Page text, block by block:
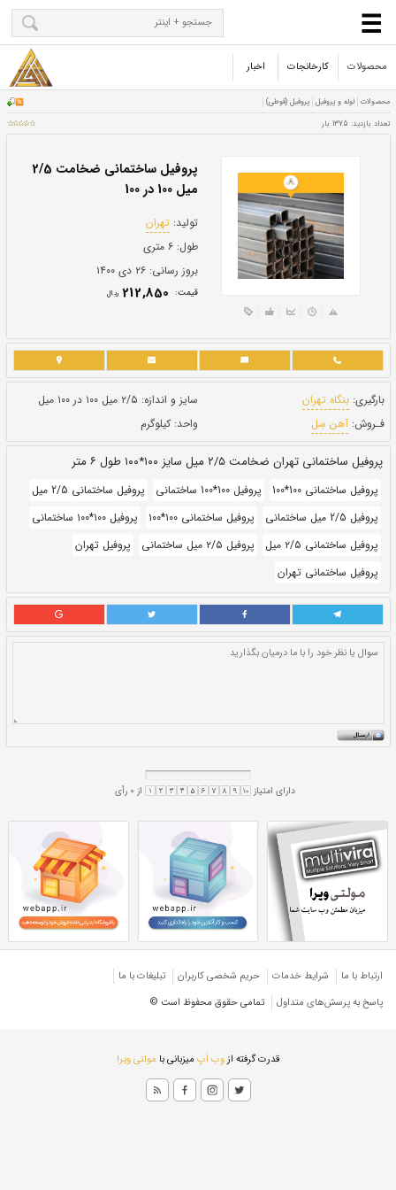
محصولات کارخانجات اخبار
میل 100 در 100
تولید:تهران
طول:
بروز رسانی:
قيمت: 212,850 ريال
سایز و اندازه:
پروفیل ساختمانی 2/5 میل
ساختمانی ۱۰۰*۱۰۰
پروفیل ۱۰۰*۱۰۰ ساختمانی
پروفیل تهران
ارتباط با ما شرایط خدمات حريم شخصی كاربران
تبليغات با ما
پاسخ به پرسش‌های متداول
تمامی حقوق محفوظ است ©
قدرت گرفته ازوِب اَپ میزبانی با مولتی ویرا